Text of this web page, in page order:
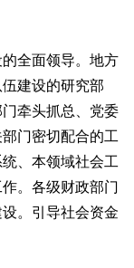
全面领导。地方
建设的研究部
牵头抓总、党委
门密切配合的工
、本领域社会工
。各级财政部门
。引导社会资金